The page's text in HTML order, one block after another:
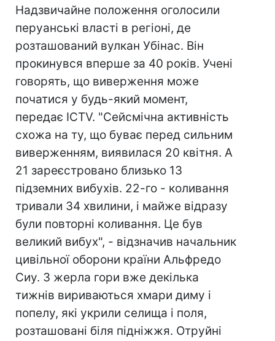
Надзвичайне положення оголосили
перуанські власті в регіоні, де
розташований вулкан Убінас. Він
прокинувся вперше за 40 років. Учені
говорять, що виверження може
початися у будь-який момент,
передає ICTV. "Сейсмічна активність
схожа на ту, що буває перед сильним
виверженням, виявилася 20 квітня. А
21 зареєстровано близько 13
підземних вибухів. 22-го - коливання
тривали 34 хвилини, і майже відразу
були повторні коливання. Це був
великий вибух", - відзначив начальник
цивільної оборони країни Альфредо
Сиу. З жерла гори вже декілька
тижнів вириваються хмари диму і
попелу, які укрили селища і поля,
розташовані біля підніжжя. Отруйні